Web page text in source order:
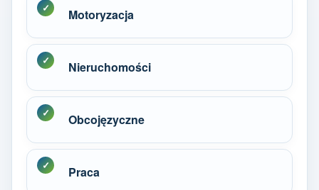
Motoryzacja
Nieruchomości
Obcojęzyczne
Praca